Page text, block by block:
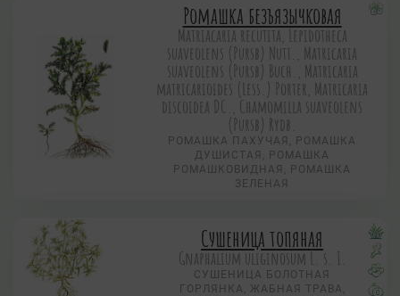
Ромашка безъязычковая
Matriacaria recutita, Lepidotheca
suaveolens (Pursb) Nutt., Matricaria
suaveolens (Pursb) Buch., Matricaria
matricarioides (Less.) Porter, Matricaria
discoidea DC., Chamomilla suaveolens
(Pursb) Rydb.
РОМАШКА ПАХУЧАЯ, РОМАШКА
ДУШИСТАЯ, РОМАШКА
РОМАШКОВИДНАЯ, РОМАШКА
ЗЕЛЕНАЯ
Сушеница топяная
Gnaphalium uliginosum L. s. I.
СУШЕНИЦА БОЛОТНАЯ
ГОРЛЯНКА, ЖАБНАЯ ТРАВА,